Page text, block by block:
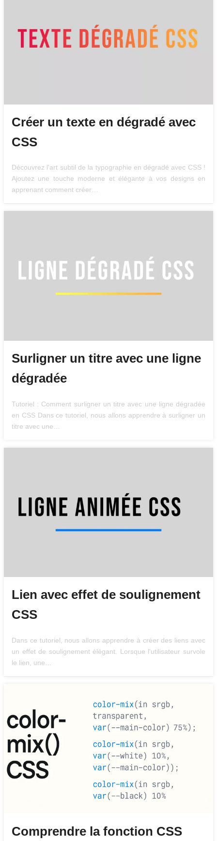
Créer un texte en dégradé avec
CSS
Découvrez l'art subtil de la typographie en dégradé avec CSS !
Ajoutez une touche moderne et élégante à vos designs en
apprenant comment créer…
Surligner un titre avec une ligne
dégradée
Tutoriel : Comment surligner un titre avec une ligne dégradée
en CSS Dans ce tutoriel, nous allons apprendre à surligner un
titre avec une…
Lien avec effet de soulignement
CSS
Dans ce tutoriel, nous allons apprendre à créer des liens avec
un effet de soulignement élégant. Lorsque l'utilisateur survole
le lien, une…
Comprendre la fonction CSS